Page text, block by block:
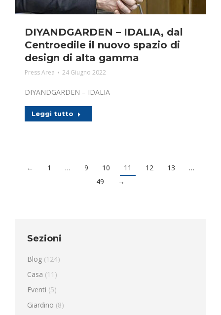
DIYANDGARDEN – IDALIA, dal
Centroedile il nuovo spazio di
design di alta gamma
Press Area 24 Giugno 2022
DIYANDGARDEN – IDALIA
Leggi tutto
← 1 … 9 10 11 12 13
…
49
→
Sezioni
Blog (124)
Casa (11)
Eventi (5)
Giardino (8)